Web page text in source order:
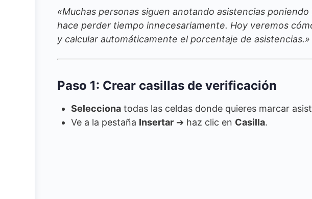
«Muchas personas siguen anotando asistencias poniendo
hace perder tiempo innecesariamente. Hoy veremos
y calcular automáticamente el porcentaje de asistencias.»
Paso 1: Crear casillas de verificación
Selecciona todas las celdas donde quieres marcar
Ve a la pestaña Insertar ➔ haz clic en Casilla.